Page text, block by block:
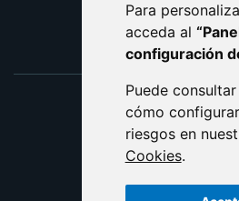
Para
acceda al
configuración
Puede
cómo
riesgos en
Cookies.